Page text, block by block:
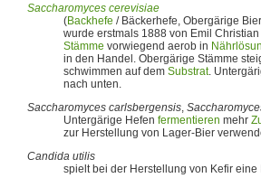
Saccharomyces cerevisiae
(Backhefe / Bäckerhefe, Obergärige
wurde erstmals 1888 von Emil
Stämme vorwiegend aerob in
in den Handel. Obergärige Stämme
schwimmen auf dem Substrat.
nach unten.
Saccharomyces carlsbergensis,
Untergärige Hefen fermentieren mehr
zur Herstellung von Lager-Bier
Candida utilis
spielt bei der Herstellung von Kefir eine